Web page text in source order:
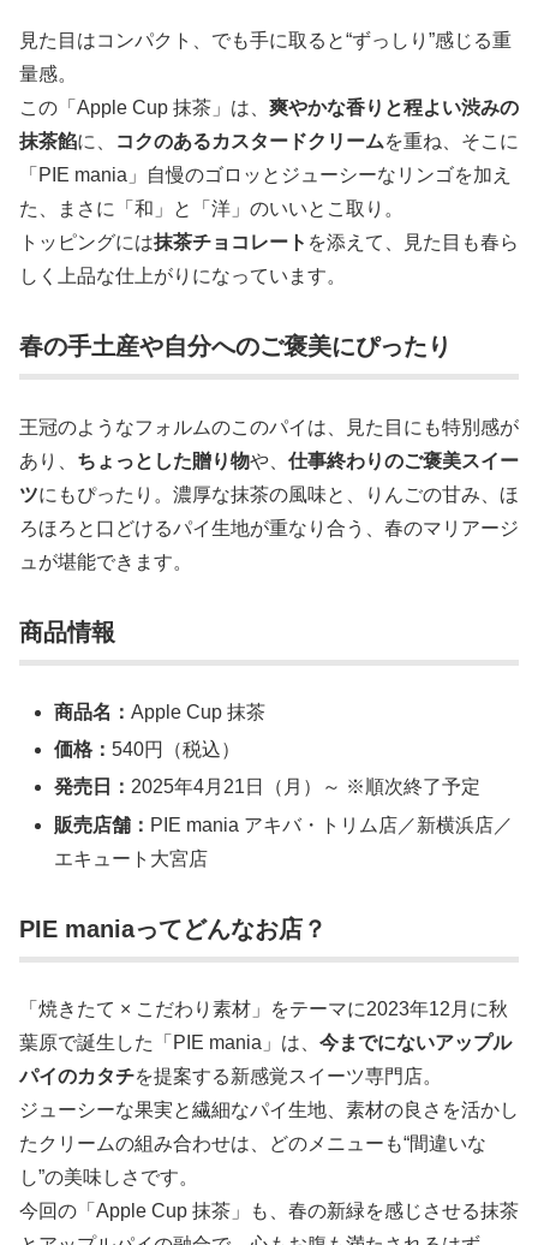
見た目はコンパクト、でも手に取ると“ずっしり”感じる重
量感。
この「Apple Cup 抹茶」は、 爽やかな香りと程よい渋みの
抹茶餡に、 コクのあるカスタードクリームを重ね、そこに
「PIE mania」自慢のゴロッとジューシーなリンゴを加え
た、まさに「和」と「洋」のいいとこ取り。
トッピングには抹茶チョコレート を添えて、見た目も春ら
しく上品な仕上がりになっています。
春の手土産や自分へのご褒美にぴったり
王冠のようなフォルムのこのパイは、見た目にも特別感が
あり、 ちょっとした贈り物や、 仕事終わりのご褒美スイー
ツにもぴったり。濃厚な抹茶の風味と、りんごの甘み、ほ
ろほろと口どけるパイ生地が重なり合う、春のマリアージ
ュが堪能できます。
商品情報
商品名：Apple Cup 抹茶
価格：540円（税込）
発売日：2025年4月21日（月）～ ※順次終了予定
販売店舗： PIE mania アキバ・トリム店／新横浜店／
エキュート大宮店
PIE maniaってどんなお店？
「焼きたて × こだわり素材」をテーマに2023年12月に秋
葉原で誕生した「PIE mania」は、 今までにないアップル
パイのカタチを提案する新感覚スイーツ専門店。
ジューシーな果実と繊細なパイ生地、素材の良さを活かし
たクリームの組み合わせは、どのメニューも“間違いな
し”の美味しさです。
今回の「Apple Cup 抹茶」も、春の新緑を感じさせる抹茶